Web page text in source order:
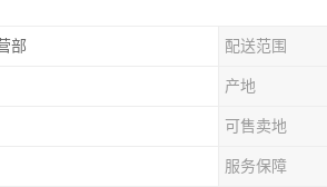
部 配送范围
产地
可售卖地
服务保障